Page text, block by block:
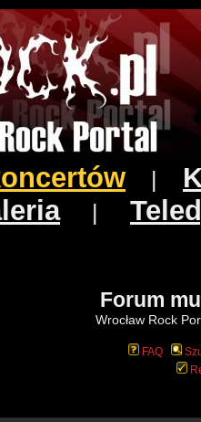
|
Forum
Wrocław Rock
FAQ